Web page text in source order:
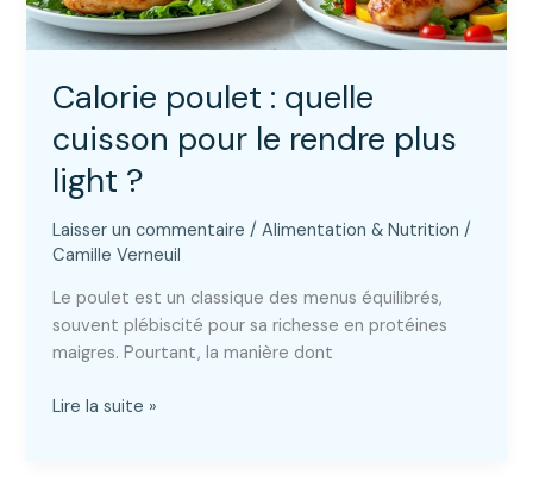
Calorie poulet : quelle
cuisson pour le rendre plus
light ?
Laisser un commentaire /Alimentation & Nutrition /
Camille Verneuil
Le poulet est un classique des menus équilibrés,
souvent plébiscité pour sa richesse en protéines
maigres. Pourtant, la manière dont
Calorie
Lire la suite »